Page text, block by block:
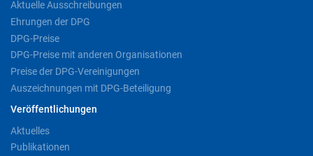
Aktuelle Ausschreibungen
Ehrungen der DPG
DPG-Preise
DPG-Preise mit anderen Organisationen
Preise der DPG-Vereinigungen
Auszeichnungen mit DPG-Beteiligung
Veröffentlichungen
Aktuelles
Publikationen